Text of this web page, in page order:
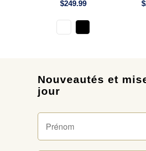
$249.99
Nouveautés et
jour